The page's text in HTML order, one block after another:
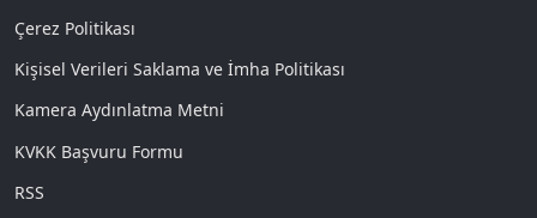
Çerez Politikası
Kişisel Verileri Saklama ve İmha Politikası
Kamera Aydınlatma Metni
KVKK Başvuru Formu
RSS